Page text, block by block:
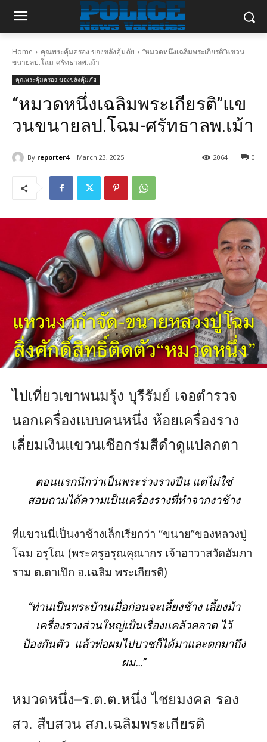
Home คุณพระคุ้มครอง ของขลังคุ้มภัย
“หมวดหนึ่งเฉลิมพระเกียรติ”แขวน
ขนายลป.โฉม-ศรัทธาลพ.เม้า
คุณพระคุ้มครอง ของขลังคุ้มภัย
“หมวดหนึ่งเฉลิมพระเกียรติ”แข
วนขนายลป.โฉม-ศรัทธาลพ.เม้า
By reporter4 March 23, 2025 0
2064
ไปเที่ยวเขาพนมรุ้ง บุรีรัมย์ เจอตำรวจ
นอกเครื่องแบบคนหนึ่ง ห้อยเครื่องราง
เลี่ยมเงินแขวนเชือกร่มสีดำดูแปลกตา
ตอนแรกนึกว่าเป็นพระร่วงรางปืน แต่ไม่ใช่
สอบถามได้ความเป็นเครื่องรางที่ทำจากงาช้าง
ที่แขวนนี่เป็นงาช้างเล็กเรียกว่า “ขนาย”ของหลวงปู่
โฉม อรุโณ (พระครูอรุณคุณากร เจ้าอาวาสวัดอัมภา
ราม ต.ตาเป๊ก อ.เฉลิม พระเกียรติ)
“ท่านเป็นพระบ้านเมื่อก่อนจะเลี้ยงช้าง เลี้ยงม้า
เครื่องรางส่วนใหญ่เป็นเรื่องแคล้วคลาด ไว้
ป้องกันตัว แล้วพ่อผมไปบวชก็ได้มาและตกมาถึง
ผม…”
หมวดหนึ่ง–ร.ต.ต.หนึ่งไชยมงคล รอง
สว. สืบสวน สภ.เฉลิมพระเกียรติ